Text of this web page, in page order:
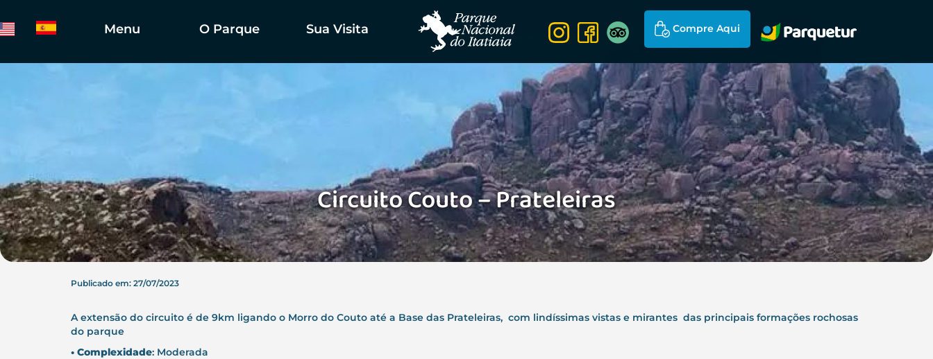
Menu O Parque Sua Visita Compre Aqui
Circuito Couto – Prateleiras
Publicado em: 27/07/2023
A extensão do circuito é de 9km ligando o Morro do Couto até a Base das Prateleiras, com lindíssimas vistas e mirantes das principais formações rochosas
do parque
• Complexidade: Moderada